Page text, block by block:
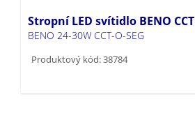
Stropní LED svítidlo BENO CCT
BENO 24-30W CCT-O-SEG
Produktový kód: 38784